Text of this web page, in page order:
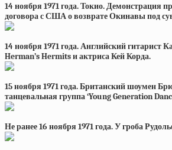
14 ноября 1971 года. Токио. Демонстрация
договора с США о возврате Окинавы под
14 ноября 1971 года. Английский гитарист
Herman’s Hermits и актриса Кей Корда.
15 ноября 1971 года. Британский шоумен
танцевальная группа ‘Young Generation
Не ранее 16 ноября 1971 года. У гроба